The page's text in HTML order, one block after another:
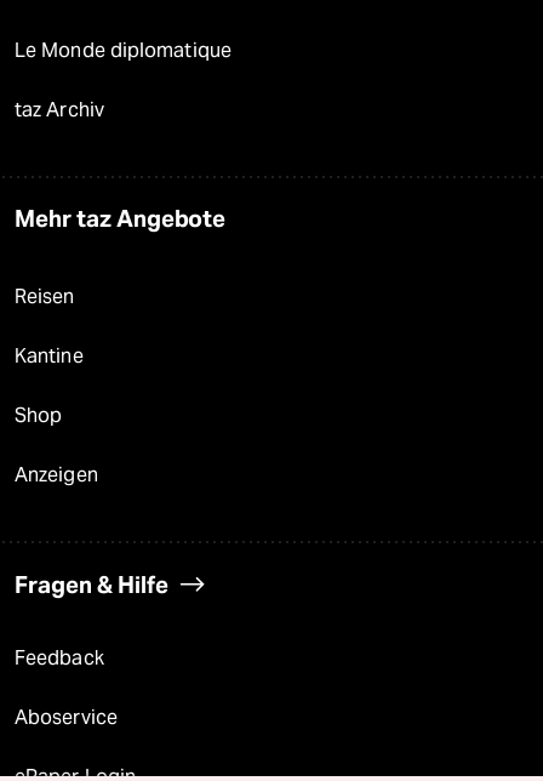
Le Monde diplomatique
taz Archiv
Mehr taz Angebote
Reisen
Kantine
Shop
Anzeigen
Fragen & Hilfe
Feedback
Aboservice